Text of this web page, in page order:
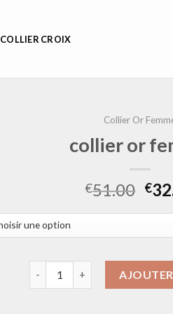
COLLIER CROIX
Collier Or
collier or
€51.00 €